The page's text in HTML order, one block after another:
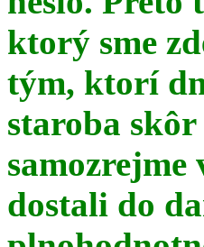
ktorý sme
tým, ktorí
staroba
dostali do